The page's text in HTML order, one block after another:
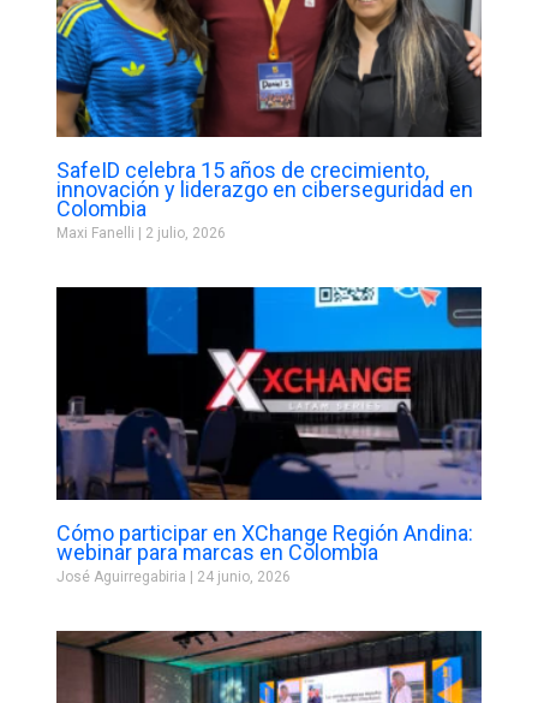
SafeID celebra 15 años de crecimiento,
innovación y liderazgo en ciberseguridad en
Colombia
Maxi Fanelli 2 julio, 2026
Cómo participar en XChange Región Andina:
webinar para marcas en Colombia
José Aguirregabiria 24 junio, 2026